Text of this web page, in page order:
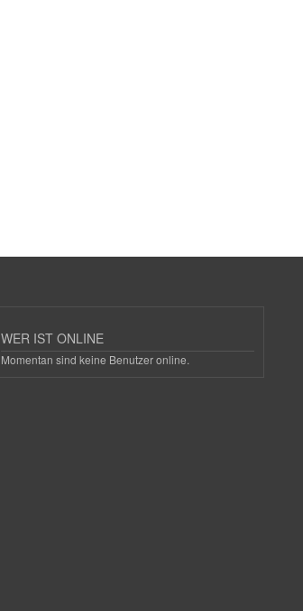
WER IST ONLINE
Momentan sind keine Benutzer online.